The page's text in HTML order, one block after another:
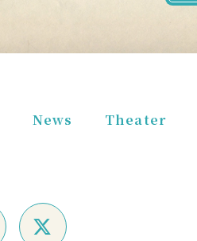
News Theater